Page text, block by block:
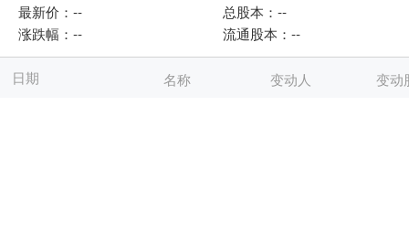
最新价： -- 总股本： --
涨跌幅： -- 流通股本： --
日期 名称 变动人 变动